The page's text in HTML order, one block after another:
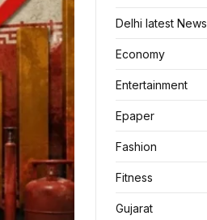
Delhi latest News
Economy
Entertainment
Epaper
Fashion
Fitness
Gujarat